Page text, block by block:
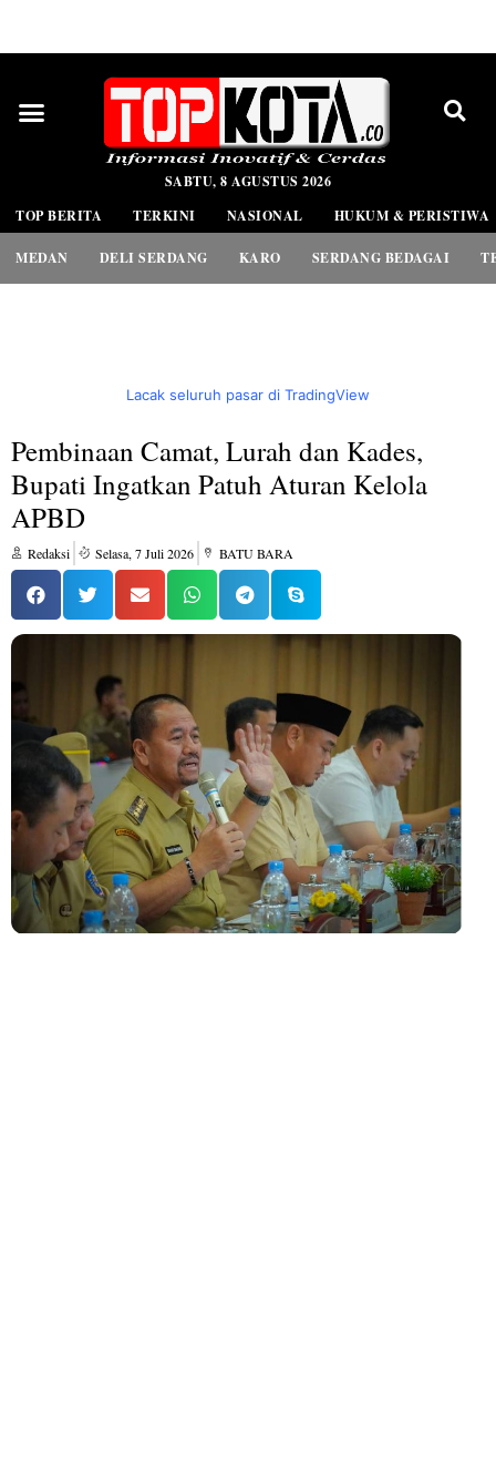
SABTU, 8 AGUSTUS 2026
TOP BERITA
TERKINI NASIONAL HUKUM & PERISTIWA
MEDAN DELI SERDANG KARO SERDANG BEDAGAI
Lacak seluruh pasar di TradingView
Pembinaan Camat, Lurah dan Kades,
Bupati Ingatkan Patuh Aturan Kelola
APBD
Redaksi Selasa, 7 Juli 2026 BATU BARA